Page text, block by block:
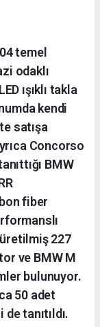
temel
odaklı
ışıklı takla
kendi
satışa
Concorso
BMW
fiber
227
ve BMW M
bulunuyor.
50 adet
tanıtıldı.